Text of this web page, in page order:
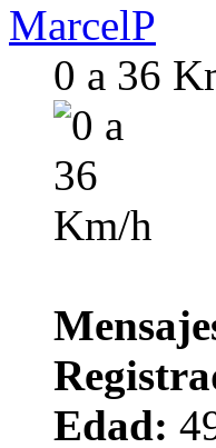
MarcelP
0 a 36
Edad: